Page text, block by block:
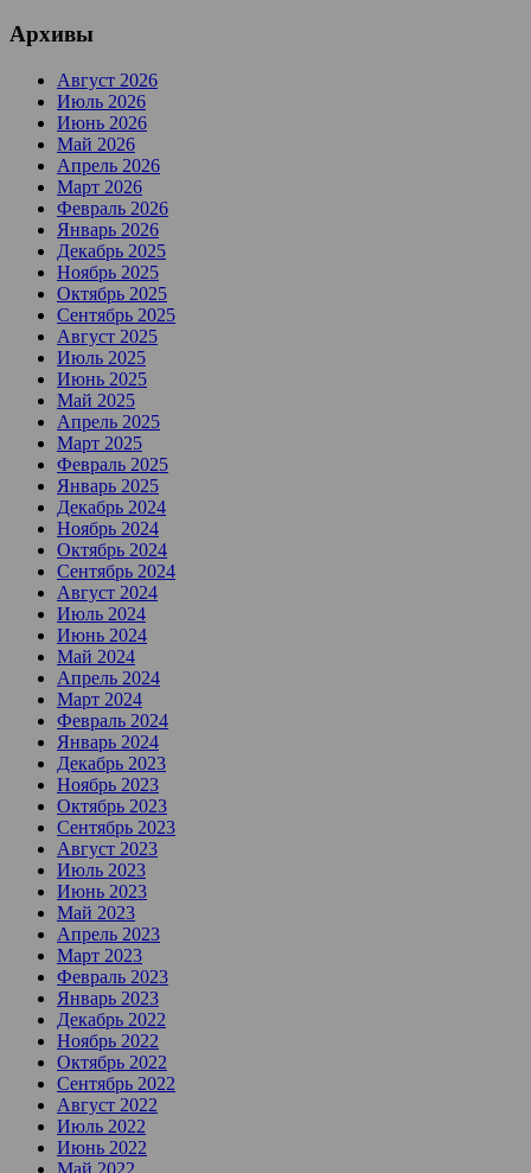
Архивы
Август 2026
Июль 2026
Июнь 2026
Май 2026
Апрель 2026
Март 2026
Февраль 2026
Январь 2026
Декабрь 2025
Ноябрь 2025
Октябрь 2025
Сентябрь 2025
Август 2025
Июль 2025
Июнь 2025
Май 2025
Апрель 2025
Март 2025
Февраль 2025
Январь 2025
Декабрь 2024
Ноябрь 2024
Октябрь 2024
Сентябрь 2024
Август 2024
Июль 2024
Июнь 2024
Май 2024
Апрель 2024
Март 2024
Февраль 2024
Январь 2024
Декабрь 2023
Ноябрь 2023
Октябрь 2023
Сентябрь 2023
Август 2023
Июль 2023
Июнь 2023
Май 2023
Апрель 2023
Март 2023
Февраль 2023
Январь 2023
Декабрь 2022
Ноябрь 2022
Октябрь 2022
Сентябрь 2022
Август 2022
Июль 2022
Июнь 2022
Май 2022